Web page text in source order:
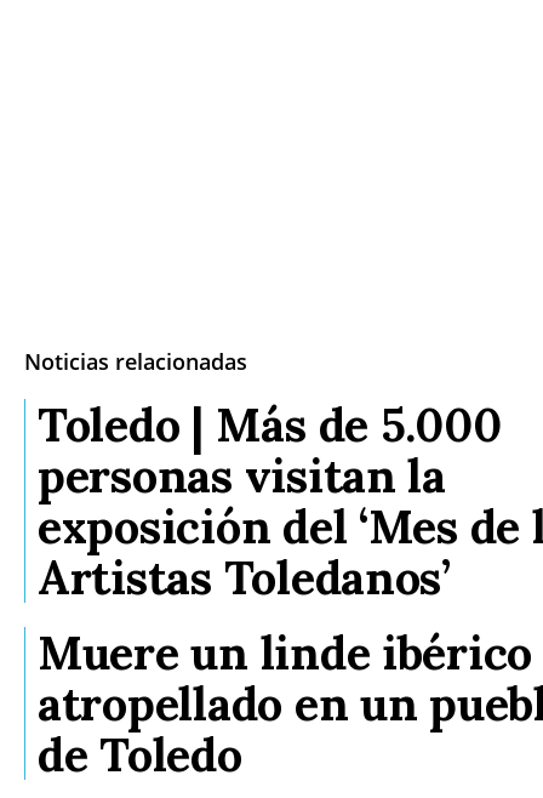
Noticias relacionadas
Toledo | Más de 5.000
personas visitan la
exposición del ‘Mes de
Artistas Toledanos’
Muere un linde ibérico
atropellado en un
de Toledo